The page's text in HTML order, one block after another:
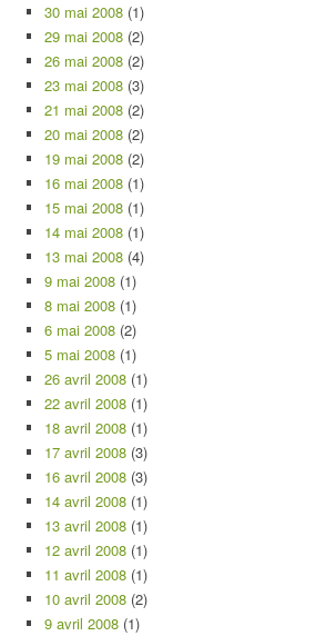
30 mai 2008 (1)
29 mai 2008 (2)
26 mai 2008 (2)
23 mai 2008 (3)
21 mai 2008 (2)
20 mai 2008 (2)
19 mai 2008 (2)
16 mai 2008 (1)
15 mai 2008 (1)
14 mai 2008 (1)
13 mai 2008 (4)
9 mai 2008 (1)
8 mai 2008 (1)
6 mai 2008 (2)
5 mai 2008 (1)
26 avril 2008 (1)
22 avril 2008 (1)
18 avril 2008 (1)
17 avril 2008 (3)
16 avril 2008 (3)
14 avril 2008 (1)
13 avril 2008 (1)
12 avril 2008 (1)
11 avril 2008 (1)
10 avril 2008 (2)
9 avril 2008 (1)